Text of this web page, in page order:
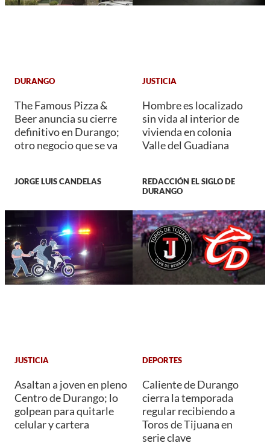
DURANGO
The Famous Pizza &
Beer anuncia su cierre
definitivo en Durango;
otro negocio que se va
JORGE LUIS CANDELAS
JUSTICIA
Hombre es localizado
sin vida al interior de
vivienda en colonia
Valle del Guadiana
REDACCIÓN EL SIGLO DE
DURANGO
JUSTICIA
Asaltan a joven en pleno
Centro de Durango; lo
golpean para quitarle
celular y cartera
DEPORTES
Caliente de Durango
cierra la temporada
regular recibiendo a
Toros de Tijuana en
serie clave